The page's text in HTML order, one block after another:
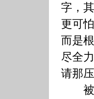
字，
更可
而是
尽全
请那
被我